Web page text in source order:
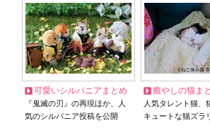
可愛いシルバニアまとめ
『鬼滅の刃』の再現ほか、人
気のシルバニア投稿を公開
癒やしの猫ま
人気タレント猫
キュートな猫ズラ